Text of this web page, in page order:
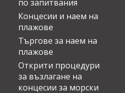
по запитвания
Концесии и наем на
плажове
Търгове за наем на
плажове
Открити процедури
за възлагане на
концесии за морски